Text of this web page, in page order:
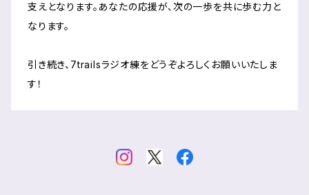
支えとなります。あなたの応援が、次の一歩を共に歩む力と
なります。
引き続き、7trailsラジオ練をどうぞよろしくお願いいたしま
す！